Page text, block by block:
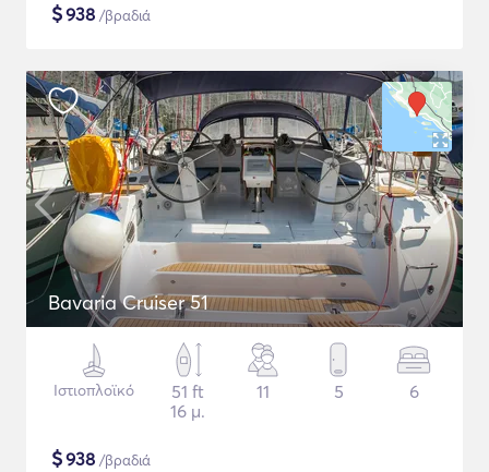
$938 /βραδιά
Bavaria Cruiser 51
Ιστιοπλοϊκό
51 ft
16 μ.
11 5 6
$938 /βραδιά